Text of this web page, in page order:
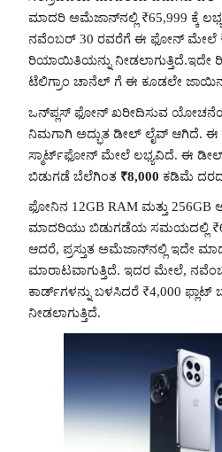
ಮಾದರಿ ಅಮೆಜಾನ್‌ನಲ್ಲಿ ₹65,999 ಕ್ಕೆ
ನವೆಂಬರ್ 30 ರವರೆಗೆ ಈ ಫೋನ್ ಮೇಲೆ
ರಿಯಾಯಿತಿಯನ್ನು ನೀಡಲಾಗುತ್ತಿದೆ.ಇದೇ
ಟೆಲಿಗ್ರಾಂ ಚಾನೆಲ್ ಗೆ ಈ ಕೂಡಲೇ
ಒನ್‌ಪ್ಲಸ್ ಫೋನ್ ಖರೀದಿಸುವ
ನಿಮಗಾಗಿ ಅದ್ಭುತ ಡೀಲ್ ಲೈವ್ ಆಗಿದೆ.
ಸ್ಮಾರ್ಟ್‌ಫೋನ್ ಮೇಲೆ ಲಭ್ಯವಿದೆ. ಈ ಡೀಲ್
ಬಿಡುಗಡೆ ಬೆಲೆಗಿಂತ ₹8,000 ಕಡಿಮೆ
ಫೋನಿನ 12GB RAM ಮತ್ತು
ಮಾದರಿಯು ಬಿಡುಗಡೆಯ ಸಮಯದಲ್ಲಿ
ಆದರೆ, ಪ್ರಸ್ತುತ ಅಮೆಜಾನ್‌ನಲ್ಲಿ ಇದೇ
ಮಾರಾಟವಾಗುತ್ತಿದೆ. ಇದರ ಮೇಲೆ,
ಕಾರ್ಡ್‌ಗಳನ್ನು ಬಳಸಿದರೆ ₹4,000
ನೀಡಲಾಗುತ್ತಿದೆ.